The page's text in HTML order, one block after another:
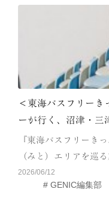
体験
ABOUT
MODEL COURSE
＜東海バスフリーき
ーが行く、沼津・
『東海バスフリーき
（みと）エリアを巡
2026/06/12
GENIC編集部